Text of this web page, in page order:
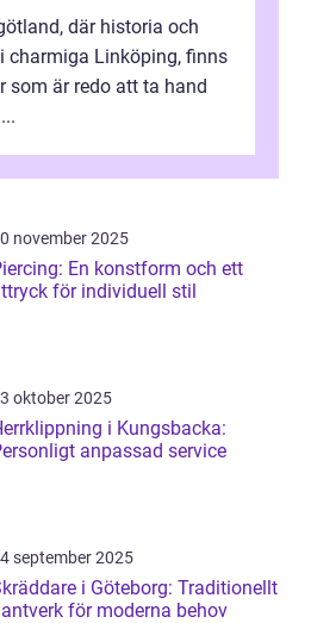
där historia och
charmiga Linköping, finns
som är redo att ta hand
november 2025
En konstform och ett
för individuell stil
oktober 2025
i Kungsbacka:
anpassad service
september 2025
i Göteborg: Traditionellt
för moderna behov